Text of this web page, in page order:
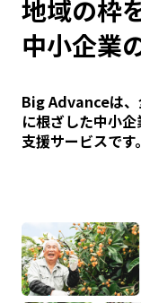
地域の枠
中小企業
Big Advanceは、
に根ざした中小
支援サービスです。